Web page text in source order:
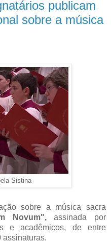
publicam
sobre a música
Sistina
sobre a música sacra
Novum",assinada por
e acadêmicos, de entre
assinaturas.